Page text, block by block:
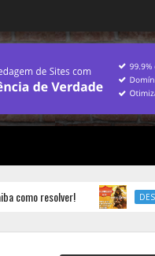
resolver! DESTAQUE